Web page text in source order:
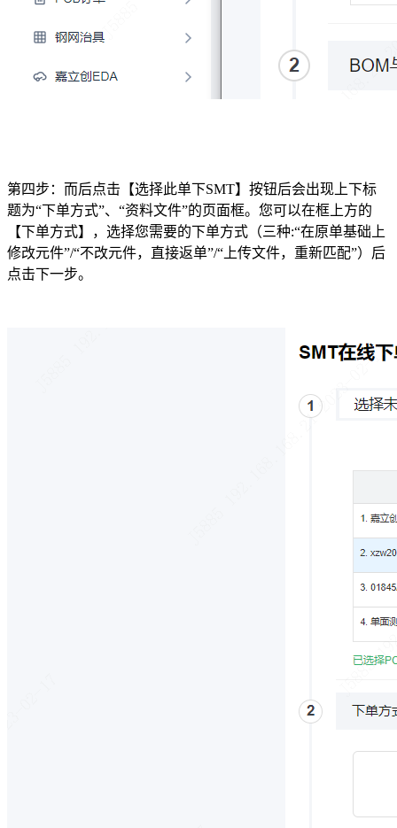
第四步：而后点击【选择此单下SMT】按钮后会出现上下标
题为“下单方式”、“资料文件”的页面框。您可以在框上方的
【下单方式】，选择您需要的下单方式（三种:“在原单基础上
修改元件”/“不改元件，直接返单”/“上传文件，重新匹配”）后
点击下一步。